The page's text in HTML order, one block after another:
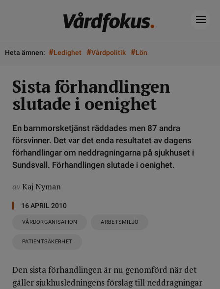
Heta ämnen: #Ledighet #Vårdpolitik #Lön
Sista förhandlingen
slutade i oenighet
En barnmorsketjänst räddades men 87 andra
försvinner. Det var det enda resultatet av dagens
förhandlingar om neddragningarna på sjukhuset i
Sundsvall. Förhandlingen slutade i oenighet.
av Kaj Nyman
16 APRIL 2010
VÅRDORGANISATION ARBETSMILJÖ
PATIENTSÄKERHET
Den sista förhandlingen är nu genomförd när det
gäller sjukhusledningens förslag till neddragningar